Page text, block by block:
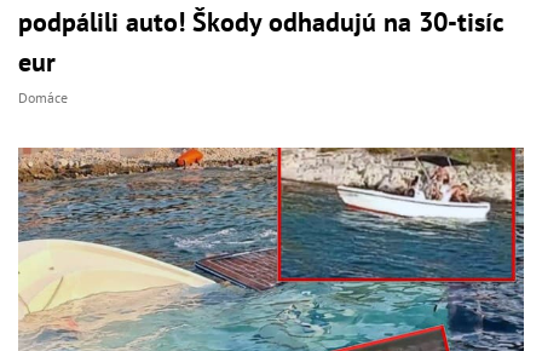
podpálili auto! Škody odhadujú na 30-tisíc
eur
Domáce